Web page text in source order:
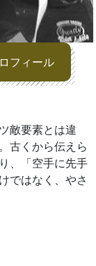
フィール
敵要素とは違
古くから伝えら
、「空手に先手
ではなく、やさ